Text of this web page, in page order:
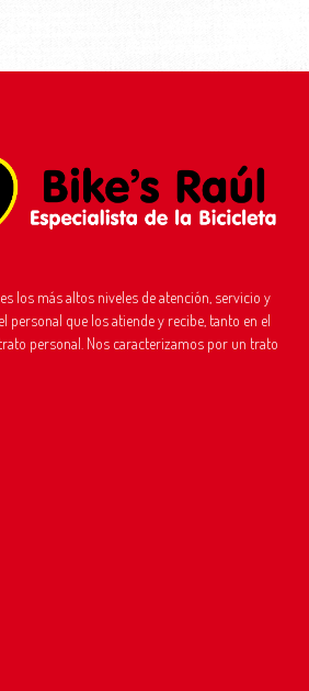
los más altos niveles de atención, servicio y
personal que los atiende y recibe, tanto en el
personal. Nos caracterizamos por un trato